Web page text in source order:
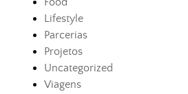
Lifestyle
Parcerias
Projetos
Uncategorized
Viagens